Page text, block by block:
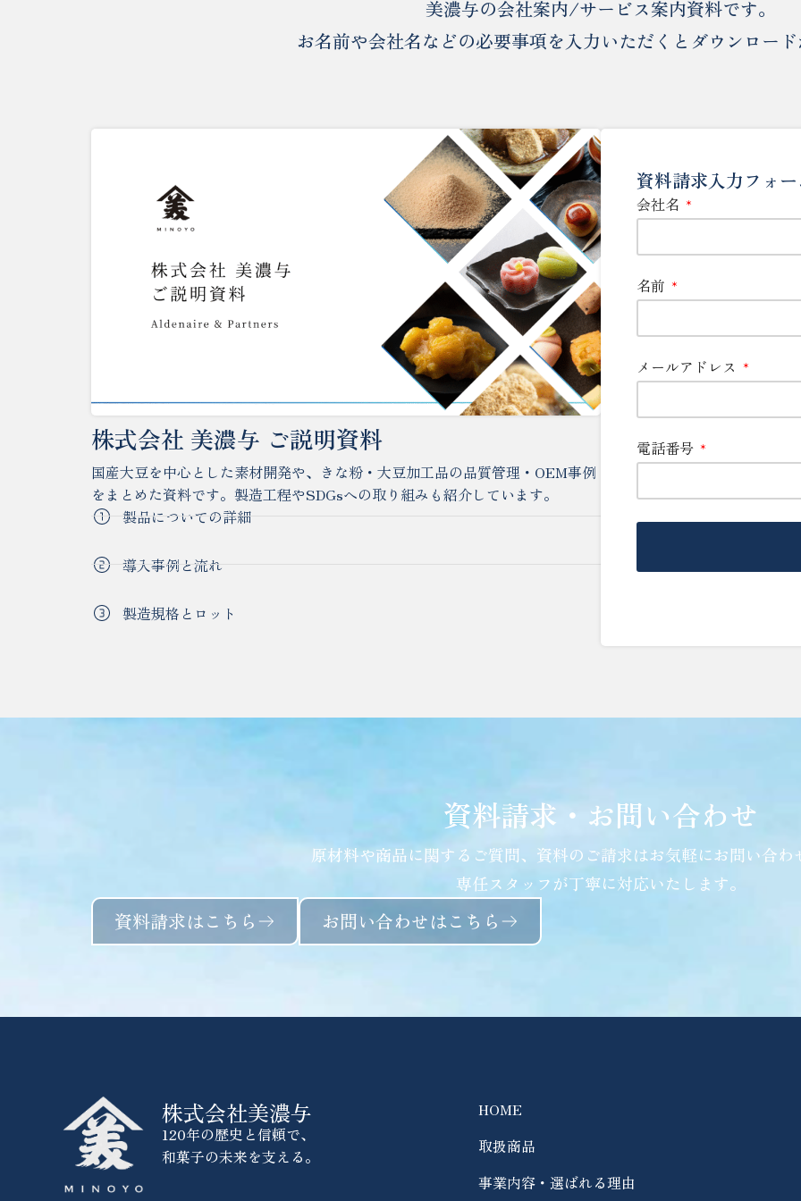
美濃与の会社案内/サービス案内資料です。
お名前や会社名などの必要事項を入力いただくとダウンロー
株式会社 美濃与 ご説明資料
国産大豆を中心とした素材開発や、きな粉・大豆加工品の品質管理・OEM事例
をまとめた資料です。製造工程やSDGsへの取り組みも紹介しています。
製品についての詳細
導入事例と流れ
製造規格とロット
資料請求入力フォ
会社名
名前
メールアドレス
電話番号
資料請求・お問い合わせ​
原材料や商品に関するご質問、資料のご請求はお気軽にお問い合わ
専任スタッフが丁寧に対応いたします。
資料請求はこちら お問い合わせはこちら
株式会社美濃与
120年の歴史と信頼で、
和菓子の未来を支える。
HOME
取扱商品
事業内容・選ばれる理由